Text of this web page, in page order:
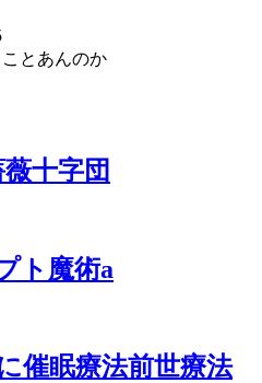
とあんのか
十字団
ト魔術a
催眠療法前世療法